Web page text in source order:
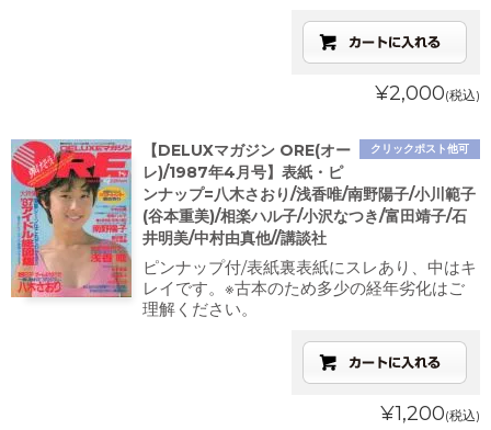
¥2,000(税込)
クリックポスト他可
【DELUXマガジン ORE(オー
レ)/1987年4月号】表紙・ピ
ンナップ=八木さおり/浅香唯/南野陽子/小川範子
(谷本重美)/相楽ハル子/小沢なつき/富田靖子/石
井明美/中村由真他//講談社
ピンナップ付/表紙裏表紙にスレあり、中はキ
レイです。※古本のため多少の経年劣化はご
理解ください。
¥1,200(税込)